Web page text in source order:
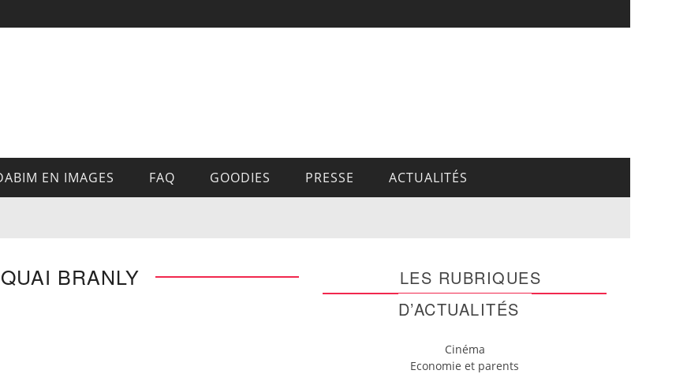
EN IMAGES FAQ GOODIES PRESSE ACTUALITÉS
BRANLY
LES RUBRIQUES
D’ACTUALITÉS
Cinéma
Economie et parents